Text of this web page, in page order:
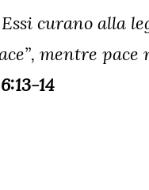
curano alla
mentre pace
6:13-14